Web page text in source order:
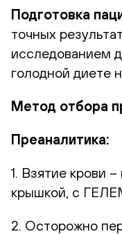
Подготовка
точных
исследованием
голодной диете
Метод отбора
Преаналитика:
1. Взятие крови
крышкой, с
2. Осторожно